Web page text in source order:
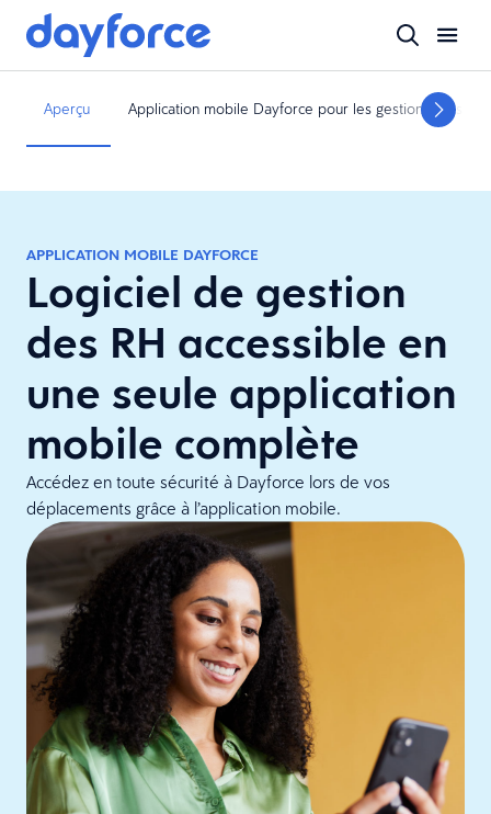
Aperçu Application mobile Dayforce pour les gestionnaires
APPLICATION MOBILE DAYFORCE
Logiciel de gestion
des RH accessible en
une seule application
mobile complète
Accédez en toute sécurité à Dayforce lors de vos
déplacements grâce à l’application mobile.